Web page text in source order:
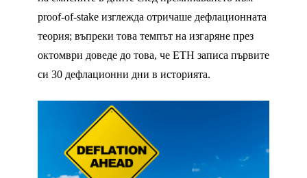
proof-of-stake изглежда отричаше дефлационната
теория; въпреки това темпът на изгаряне през
октомври доведе до това, че ETH записа първите
си 30 дефлационни дни в историята.